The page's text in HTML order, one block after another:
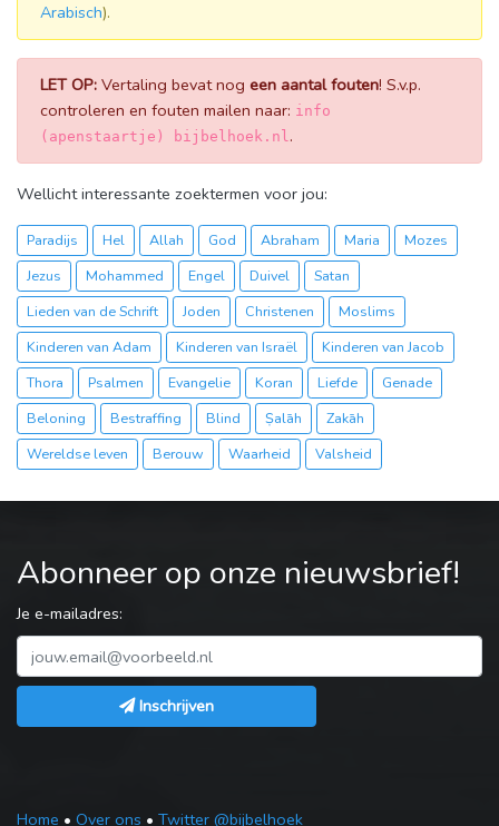
Arabisch).
LET OP: Vertaling bevat nog een aantal fouten! S.v.p.
controleren en fouten mailen naar: info
(apenstaartje) bijbelhoek.nl.
Wellicht interessante zoektermen voor jou:
Paradijs Hel Allah God Abraham Maria
Mozes
Jezus
Mohammed Engel Duivel
Satan
Lieden van de Schrift
Joden Christenen
Moslims
Kinderen van Adam
Kinderen van Israël
Kinderen van Jacob
Thora
Psalmen Evangelie Koran Liefde
Genade
Beloning
Bestraffing Blind Ṣalāh
Zakāh
Wereldse leven
Berouw Waarheid Valsheid
Abonneer op onze nieuwsbrief!
Je e-mailadres:
Inschrijven
Home • Over ons • Twitter @bijbelhoek